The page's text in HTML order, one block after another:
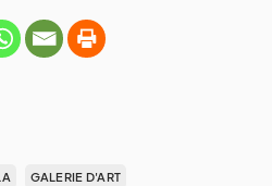
GALERIE D'ART